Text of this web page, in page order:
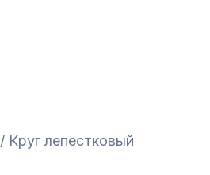
/ Круг лепестковый